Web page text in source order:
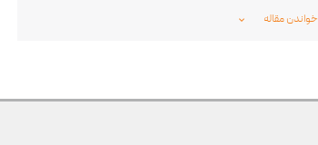
خواندن مقاله _expand_more_